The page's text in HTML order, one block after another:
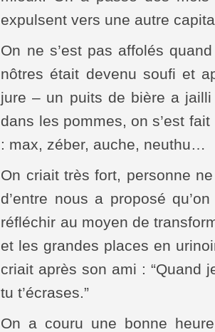
expulsent vers une autre
On ne s’est pas affolés
nôtres était devenu soufi et
jure – un puits de bière a
dans les pommes, on s’est
: max, zéber, auche, neuthu…
On criait très fort, personne
d’entre nous a proposé
réfléchir au moyen de
et les grandes places en
criait après son ami : “Quand
tu t’écrases.”
On a couru une bonne